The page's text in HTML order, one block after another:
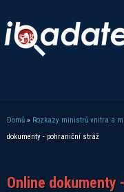
Jste zde
Domů » Rozkazy ministrů vnitra a
dokumenty - pohraniční stráž
Online dokumenty